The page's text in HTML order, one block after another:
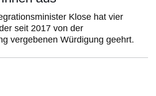
Klose hat vier
seit 2017 von der
vergebenen Würdigung geehrt.